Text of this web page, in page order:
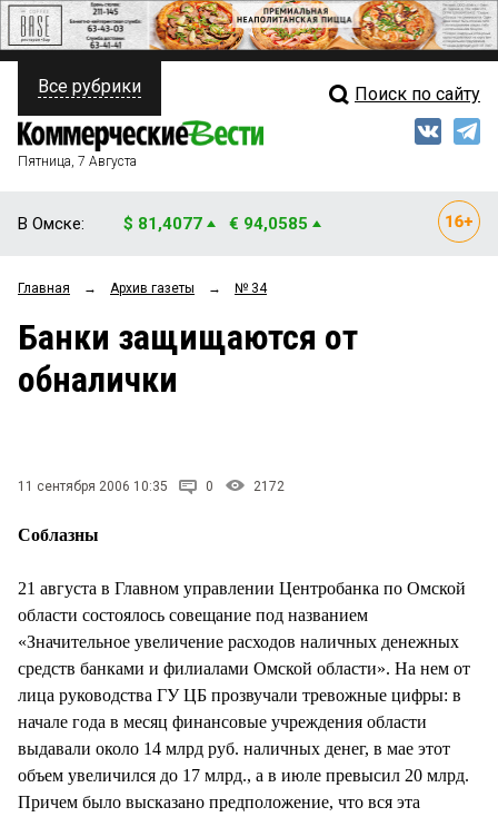
ПОЛИТИКА
ФИНАНСЫ
ОБЩЕСТВО
ЗАКОН
НОВОСТИ КОМПАНИЙ
СТИЛЬ ЖИЗНИ
Свежий выпуск
Рейтинги
Все рубрики Поиск по сайту
Пятница, 7 Августа
В Омске: $ 81,4077 € 94,0585
Главная → Архив газеты → № 34
Банки защищаются от
обналички
11 сентября 2006 10:35 0 2172
Соблазны
21 августа в Главном управлении Центробанка по Омской
области состоялось совещание под названием
«Значительное увеличение расходов наличных денежных
средств банками и филиалами Омской области». На нем от
лица руководства ГУ ЦБ прозвучали тревожные цифры: в
начале года в месяц финансовые учреждения области
выдавали около 14 млрд руб. наличных денег, в мае этот
объем увеличился до 17 млрд., а в июле превысил 20 млрд.
Причем было высказано предположение, что вся эта